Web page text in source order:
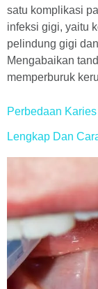
satu komplikasi
infeksi gigi, yaitu
pelindung gigi
Mengabaikan
memperburuk
Perbedaan
Lengkap Dan